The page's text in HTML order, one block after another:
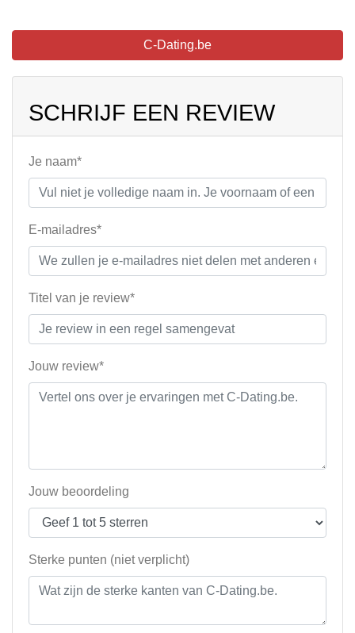
C-Dating.be
SCHRIJF EEN REVIEW
Je naam*
E-mailadres*
Titel van je review*
Jouw review*
Jouw beoordeling
Sterke punten (niet verplicht)